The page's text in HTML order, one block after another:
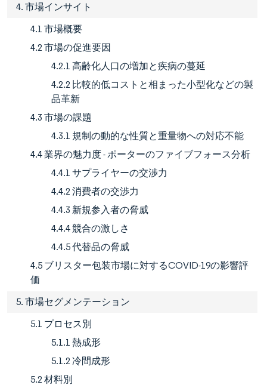
4. 市場インサイト
4.1 市場概要
4.2 市場の促進要因
4.2.1 高齢化人口の増加と疾病の蔓延
4.2.2 比較的低コストと相まった小型化などの製
品革新
4.3 市場の課題
4.3.1 規制の動的な性質と重量物への対応不能
4.4 業界の魅力度 - ポーターのファイブフォース分析
4.4.1 サプライヤーの交渉力
4.4.2 消費者の交渉力
4.4.3 新規参入者の脅威
4.4.4 競合の激しさ
4.4.5 代替品の脅威
4.5 ブリスター包装市場に対するCOVID-19の影響評
価
5. 市場セグメンテーション
5.1 プロセス別
5.1.1 熱成形
5.1.2 冷間成形
5.2 材料別